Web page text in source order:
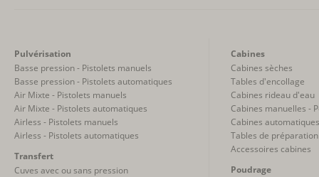
Pulvérisation
Basse pression - Pistolets manuels
Basse pression - Pistolets automatiques
Air Mixte - Pistolets manuels
Air Mixte - Pistolets automatiques
Airless - Pistolets manuels
Airless - Pistolets automatiques
Transfert
Cuves avec ou sans pression
Cabines
Cabines sèches
Tables d'encollage
Cabines rideau d'eau
Cabines manuelles -
Cabines
Tables de
Accessoires cabines
Poudrage